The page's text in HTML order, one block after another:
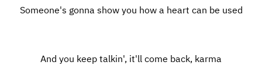
Someone's gonna show you how a heart can be used
And you keep talkin', it'll come back, karma